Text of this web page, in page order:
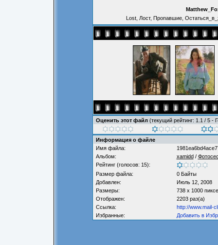
Lost, Лост, Пропавшие,
Оценить этот файл (текущий рейтинг: 1.1 / 5 -
Информация о файле
Имя файла:
Альбом:
xamidd/
Рейтинг (голосов: 15):
Размер файла:
0 Байты
Добавлен:
Июль 12, 2008
Размеры:
738 x 1000
Отображен:
2203 раз(а)
Ссылка:
http://www.mail-
Избранные:
Добавить в